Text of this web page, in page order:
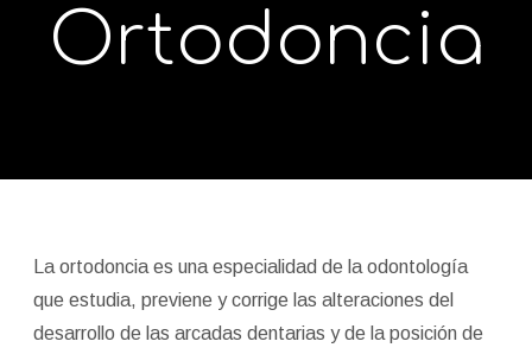
Ortodoncia
La ortodoncia es una especialidad de la odontología
que estudia, previene y corrige las alteraciones del
desarrollo de las arcadas dentarias y de la posición de